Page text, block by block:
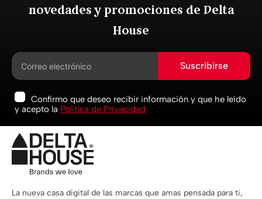
novedades y promociones de Delta
House
Suscribirse
Confirmo que deseo recibir información y que he leído
y acepto la Política de Privacidad
La nueva casa digital de las marcas que amas pensada para ti,